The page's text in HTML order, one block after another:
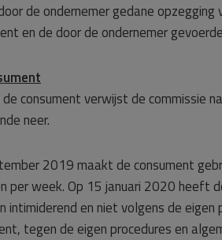
de ondernemer gedane
en de door de ondernemer
consument verwijst de commissie
neer.
2019 maakt de consument
per week. Op 15 januari 2020 heeft
intimiderend en niet volgens de
tegen de eigen procedures en